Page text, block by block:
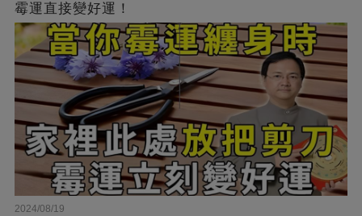
霉運直接變好運！
2024/08/19